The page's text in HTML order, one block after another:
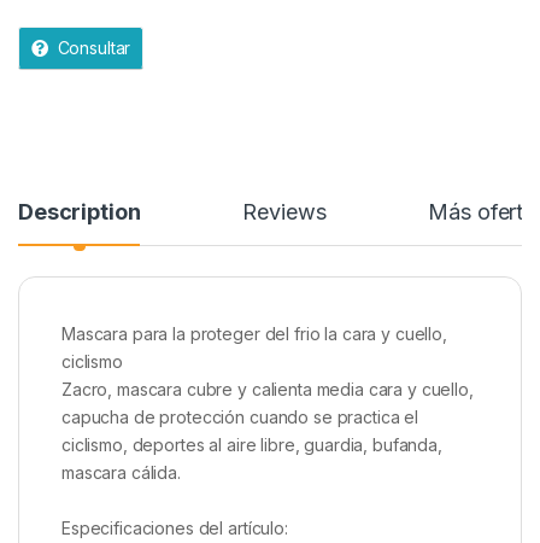
Consultar
Description Reviews Más
Mascara para la proteger del frio la cara y cuello,
ciclismo
Zacro, mascara cubre y calienta media cara y cuello,
capucha de protección cuando se practica el
ciclismo, deportes al aire libre, guardia, bufanda,
mascara cálida.
Especificaciones del artículo: